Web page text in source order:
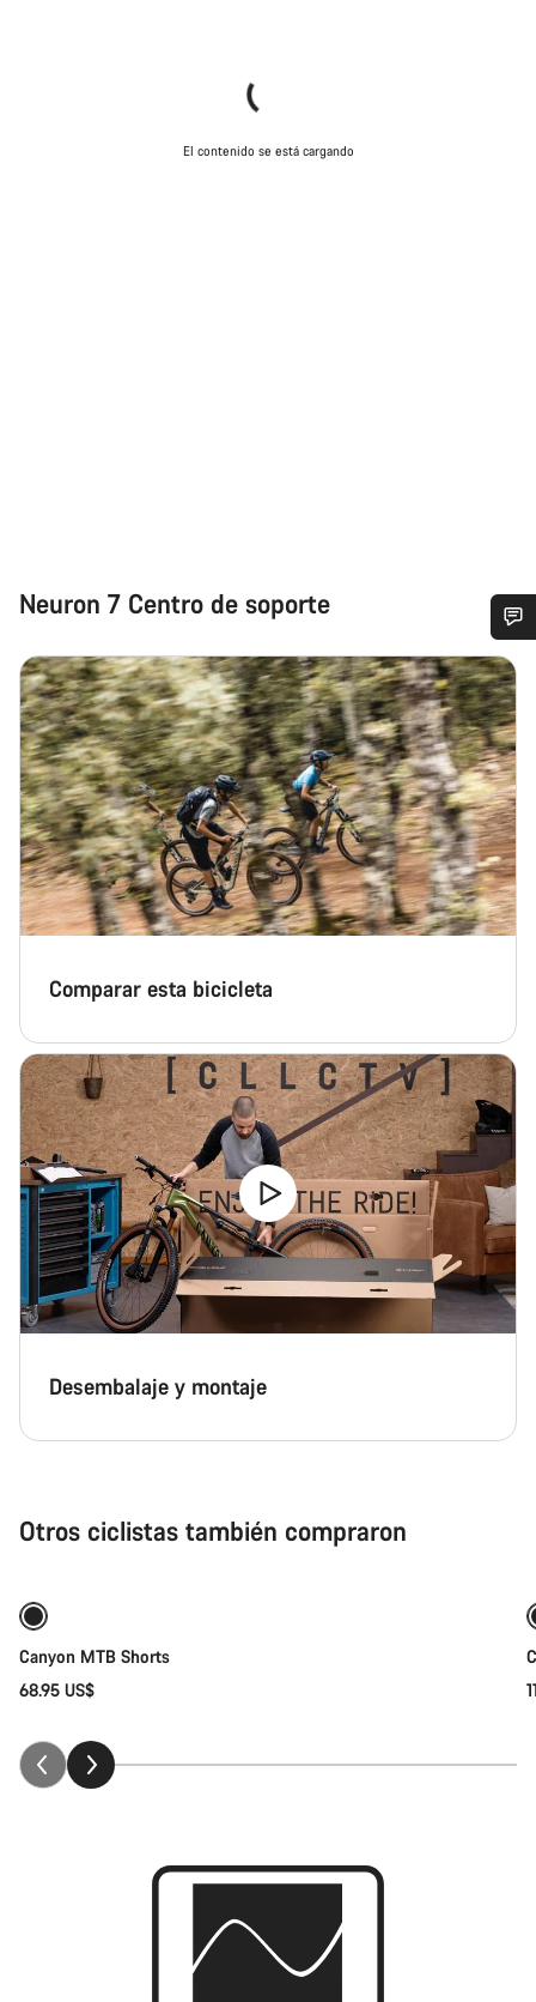
El contenido se está cargando
Neuron 7 Centro de soporte
Comparar esta bicicleta
Desembalaje y montaje
Otros ciclistas también compraron
Selección rápida
Canyon MTB Shorts
68.95 US$
¿Necesitas ayuda?
Nuestros expertos estarán encantados de responder a tus
preguntas.
Abrir chat
Cerrar